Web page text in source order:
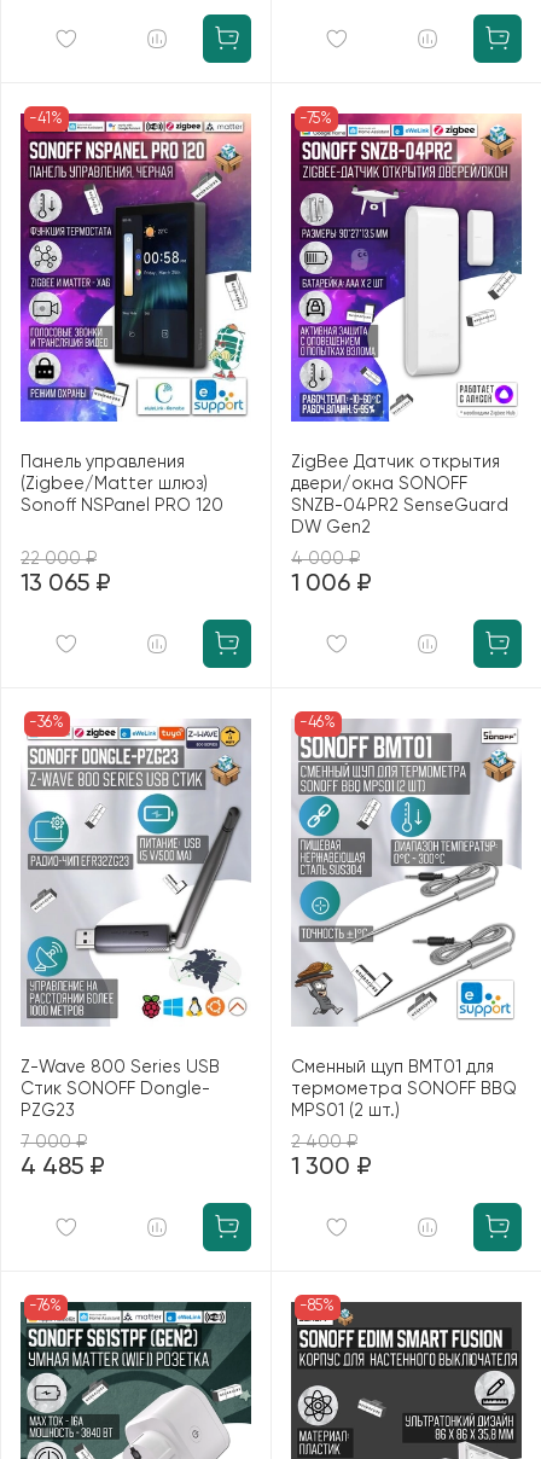
-41%
Панель управления
(Zigbee/Matter шлюз)
Sonoff NSPanel PRO 120
22 000 ₽
13 065 ₽
-75%
ZigBee Датчик открытия
двери/окна SONOFF
SNZB-04PR2 SenseGuard
DW Gen2
4 000 ₽
1 006 ₽
-36%
Z-Wave 800 Series USB
Стик SONOFF Dongle-
PZG23
7 000 ₽
4 485 ₽
-46%
Сменный щуп BMT01 для
термометра SONOFF BBQ
MPS01 (2 шт.)
2 400 ₽
1 300 ₽
-76% -85%